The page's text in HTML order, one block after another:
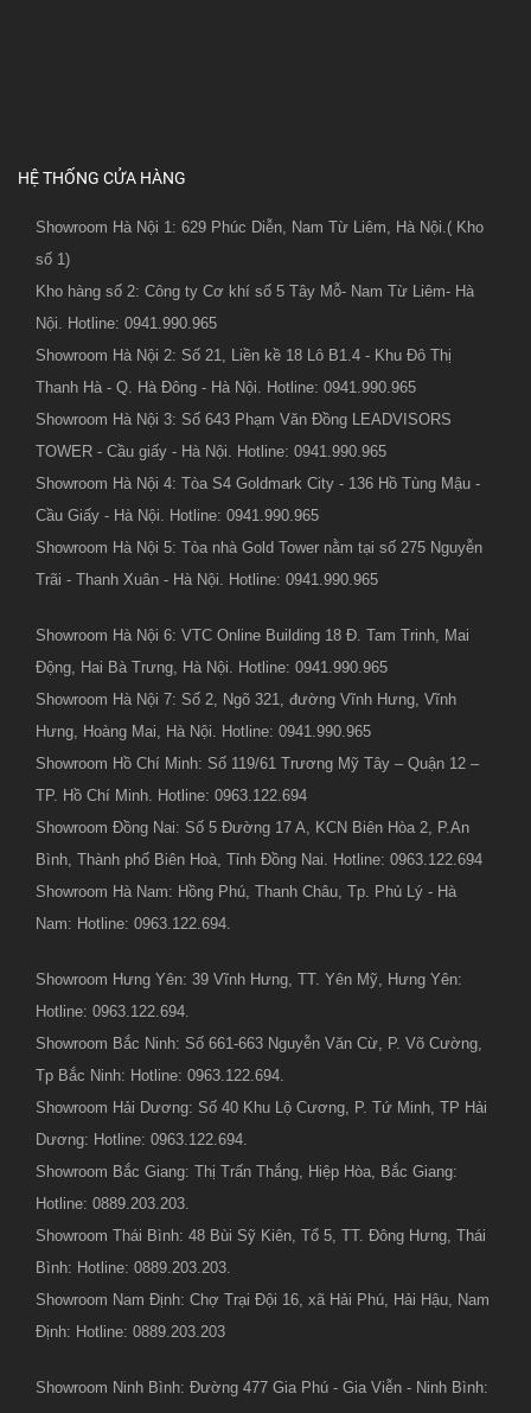
HỆ THỐNG CỬA HÀNG
Showroom Hà Nội 1: 629 Phúc Diễn, Nam Từ Liêm, Hà Nội.( Kho
số 1)
Kho hàng số 2: Công ty Cơ khí số 5 Tây Mỗ- Nam Từ Liêm- Hà
Nội. Hotline: 0941.990.965
Showroom Hà Nội 2: Số 21, Liền kề 18 Lô B1.4 - Khu Đô Thị
Thanh Hà - Q. Hà Đông - Hà Nội. Hotline: 0941.990.965
Showroom Hà Nội 3: Số 643 Phạm Văn Đồng LEADVISORS
TOWER - Cầu giấy - Hà Nội. Hotline: 0941.990.965
Showroom Hà Nội 4: Tòa S4 Goldmark City - 136 Hồ Tùng Mậu -
Cầu Giấy - Hà Nội. Hotline: 0941.990.965
Showroom Hà Nội 5: Tòa nhà Gold Tower nằm tại số 275 Nguyễn
Trãi - Thanh Xuân - Hà Nội. Hotline: 0941.990.965
Showroom Hà Nội 6: VTC Online Building 18 Đ. Tam Trinh, Mai
Động, Hai Bà Trưng, Hà Nội. Hotline: 0941.990.965
Showroom Hà Nội 7: Số 2, Ngõ 321, đường Vĩnh Hưng, Vĩnh
Hưng, Hoàng Mai, Hà Nội. Hotline: 0941.990.965
Showroom Hồ Chí Minh: Số 119/61 Trương Mỹ Tây – Quận 12 –
TP. Hồ Chí Minh. Hotline: 0963.122.694
Showroom Đồng Nai: Số 5 Đường 17 A, KCN Biên Hòa 2, P.An
Bình, Thành phố Biên Hoà, Tỉnh Đồng Nai. Hotline: 0963.122.694
Showroom Hà Nam: Hồng Phú, Thanh Châu, Tp. Phủ Lý - Hà
Nam: Hotline: 0963.122.694.
Showroom Hưng Yên: 39 Vĩnh Hưng, TT. Yên Mỹ, Hưng Yên:
Hotline: 0963.122.694.
Showroom Bắc Ninh: Số 661-663 Nguyễn Văn Cừ, P. Võ Cường,
Tp Bắc Ninh: Hotline: 0963.122.694.
Showroom Hải Dương: Số 40 Khu Lộ Cương, P. Tứ Minh, TP Hải
Dương: Hotline: 0963.122.694.
Showroom Bắc Giang: Thị Trấn Thắng, Hiệp Hòa, Bắc Giang:
Hotline: 0889.203.203.
Showroom Thái Bình: 48 Bùi Sỹ Kiên, Tổ 5, TT. Đông Hưng, Thái
Bình: Hotline: 0889.203.203.
Showroom Nam Định: Chợ Trại Đội 16, xã Hải Phú, Hải Hậu, Nam
Định: Hotline: 0889.203.203
Showroom Ninh Bình: Đường 477 Gia Phú - Gia Viễn - Ninh Bình: